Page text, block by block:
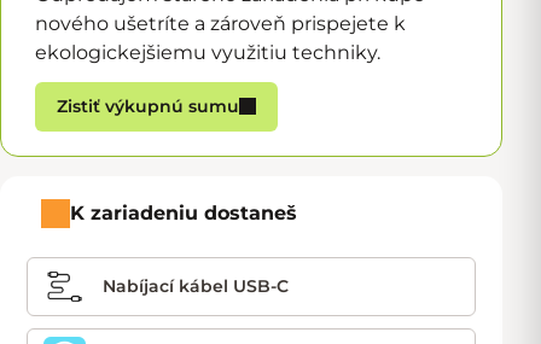
Zistiť výkupnú sumu
nového ušetríte a zároveň prispejete k
ekologickejšiemu využitiu techniky.
K zariadeniu dostaneš
Nabíjací kábel USB-C